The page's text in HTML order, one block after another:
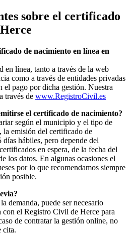
sobre el certificado
Herce
de nacimiento en línea en
en línea, tanto a través de la web
como a través de entidades privadas
el pago por dicha gestión. Nuestra
través de www.RegistroCivil.es
el certificado de nacimiento?
según el municipio y el tipo de
la emisión del certificado de
hábiles, pero depende del
en espera, de la fecha del
los datos. En algunas ocasiones el
por lo que recomendamos siempre
posible.
demanda, puede ser necesario
con el Registro Civil de Herce para
de contratar la gestión online, no
cita.